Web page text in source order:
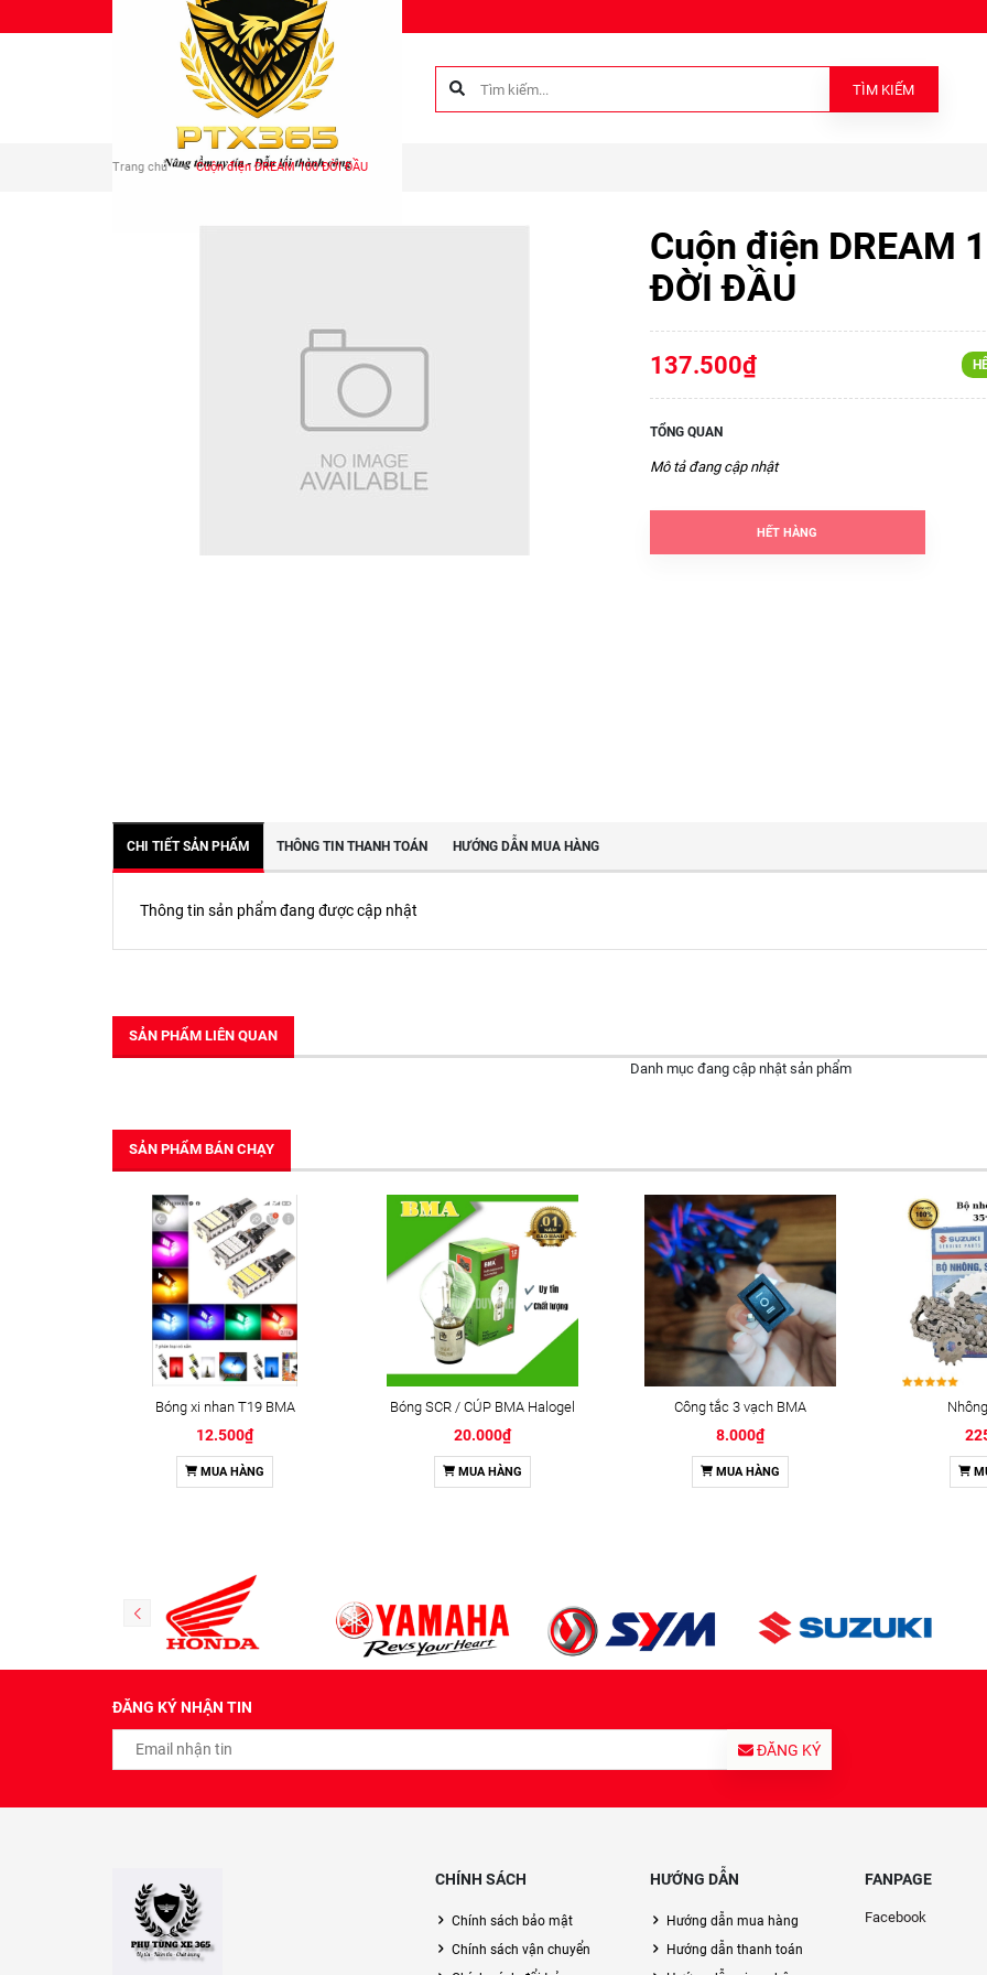
Chào mừng bạn đến với Phụ tùng Duy Anh!
TÌM KIẾM
Trang chủ Cuộn điện DREAM 100 ĐỜI ĐẦU
Cuộn điện DREAM
ĐỜI ĐẦU
137.500₫
TỔNG QUAN
Mô tả đang cập nhật
HẾT HÀNG
CHI TIẾT SẢN PHẨM THÔNG TIN THANH TOÁN HƯỚNG DẪN MUA HÀNG
Thông tin sản phẩm đang được cập nhật
SẢN PHẨM LIÊN QUAN
Danh mục đang cập nhật sản phẩm
SẢN PHẨM BÁN CHẠY
Bóng xi nhan T19 BMA
12.500₫
MUA HÀNG
Bóng SCR / CÚP BMA Halogel
20.000₫
MUA HÀNG
Công tắc 3 vạch BMA
8.000₫
MUA HÀNG
ĐĂNG KÝ NHẬN TIN
ĐĂNG KÝ
CHÍNH SÁCH
Chính sách bảo mật
Chính sách vận chuyển
HƯỚNG DẪN
Hướng dẫn mua hàng
Hướng dẫn thanh toán
FANPAGE
Facebook